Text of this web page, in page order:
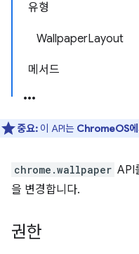
유형
WallpaperLayout
메서드
중요: 이 API는 ChromeOS
chrome.wallpaper API
을 변경합니다.
권한